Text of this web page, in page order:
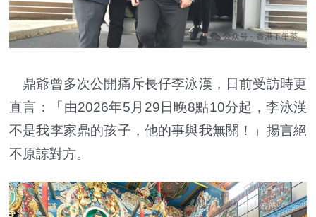
鼎爺曾多次公開痛斥長仔李泳漢，日前受訪時更
直言：「由2026年5月29日晚8點10分起，李泳漢
不是我李家鼎的孩子，他的事與我無關！」揚言絕
不原諒對方。